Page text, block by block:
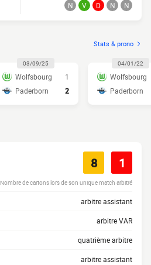
N V D N N
Stats & prono
03/09/25
Wolfsbourg
1
Paderborn
2
04/01/22
Wolfsbourg
Paderborn
8 1
Nombre de cartons lors de son unique match arbitré
arbitre assistant
arbitre VAR
quatrième arbitre
arbitre assistant